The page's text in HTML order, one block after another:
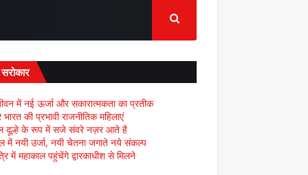
में नई ऊर्जा और सकारात्मकता का प्रतीक
की प्रभावी राजनीतिक महिलाएं
दूल्हे के रूप में सजे संवरे नज़र आते है
में नयी उर्जा, नयी चेतना जगाते नये संकल्प
में महाकाल पहुंचेंगे द्वारकाधीश से मिलने